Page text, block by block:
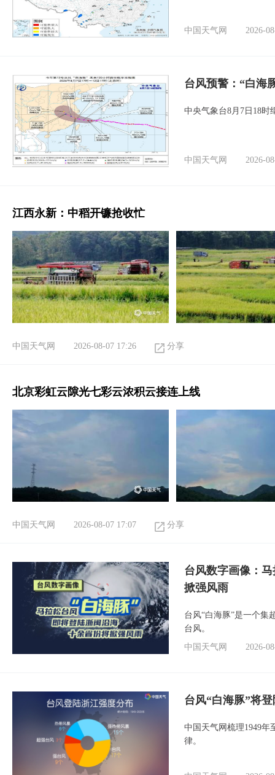
中国天气网 2026-
台风预警：“白海
中央气象台8月7日18时
中国天气网 2026-
江西永新：中稻开镰抢收忙
中国天气网 2026-08-07 17:26 分享
北京彩虹云隙光七彩云浓积云接连上线
中国天气网 2026-08-07 17:07 分享
台风数字画像：
掀强风雨
台风“白海豚”是一个集
台风。
中国天气网
2026-
台风“白海豚”将
中国天气网梳理1949年
律。